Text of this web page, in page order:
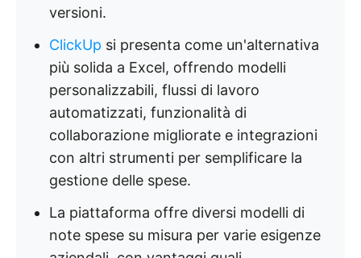
versioni.
ClickUp si presenta come un'alternativa
più solida a Excel, offrendo modelli
personalizzabili, flussi di lavoro
automatizzati, funzionalità di
collaborazione migliorate e integrazioni
con altri strumenti per semplificare la
gestione delle spese.
La piattaforma offre diversi modelli di
note spese su misura per varie esigenze